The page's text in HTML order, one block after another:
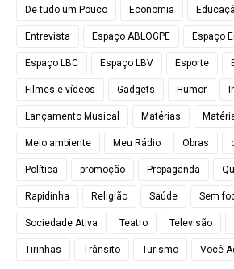
De tudo um Pouco Economia
Entrevista Espaço ABLOGPE Espaço
Espaço LBC Espaço LBV Esporte
Filmes e vídeos Gadgets Humor
Lançamento Musical Matérias
Meio ambiente Meu Rádio Obras
Política promoção Propaganda
Rapidinha Religião Saúde Sem
Sociedade Ativa Teatro Televisão
Tirinhas Trânsito Turismo Você